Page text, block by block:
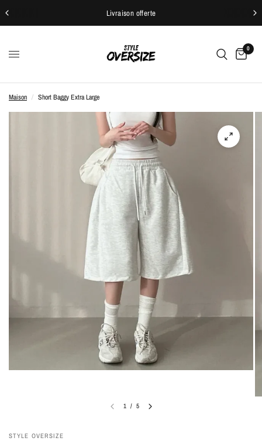
Livraison offerte
0
Maison / Short Baggy Extra Large
1 / 5
STYLE OVERSIZE